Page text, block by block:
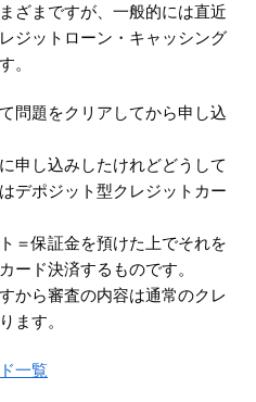
ざまですが、一般的には直近
ジットローン・キャッシング
。
問題をクリアしてから申し込
申し込みしたけれどどうして
デポジット型クレジットカー
＝保証金を預けた上でそれを
ード決済するものです。
から審査の内容は通常のクレ
ます。
一覧